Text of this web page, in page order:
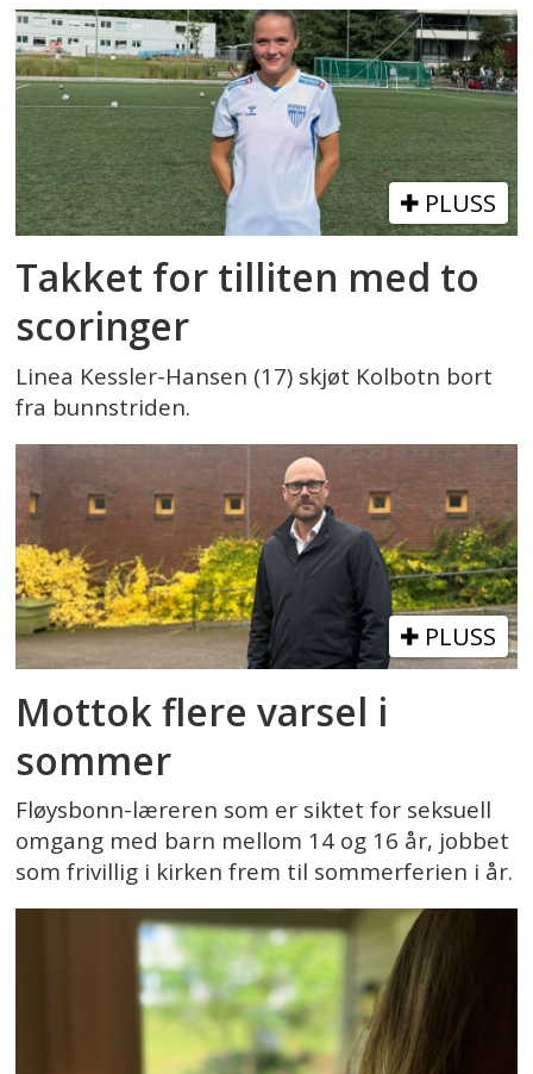
PLUSS
Takket for tilliten med to
scoringer
Linea Kessler-Hansen (17) skjøt Kolbotn bort
fra bunnstriden.
PLUSS
Mottok flere varsel i
sommer
Fløysbonn-læreren som er siktet for seksuell
omgang med barn mellom 14 og 16 år, jobbet
som frivillig i kirken frem til sommerferien i år.